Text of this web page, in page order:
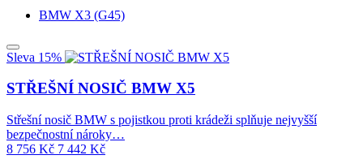
BMW X3 (G45)
Sleva 15%
STŘEŠNÍ NOSIČ BMW X5
Střešní nosič BMW s pojistkou proti krádeži splňuje nejvyšší
bezpečnostní nároky…
8 756 Kč 7 442 Kč